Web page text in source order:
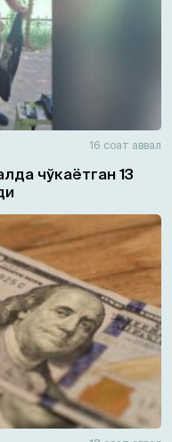
16 соат аввал
чўкаётган 13